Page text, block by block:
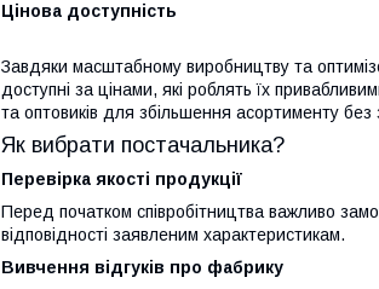
Цінова доступність
Завдяки масштабному виробництву та
доступні за цінами, які роблять їх
та оптовиків для збільшення асортименту
Як вибрати постачальника?
Перевірка якості продукції
Перед початком співробітництва важливо
відповідності заявленим характеристикам.
Вивчення відгуків про фабрику